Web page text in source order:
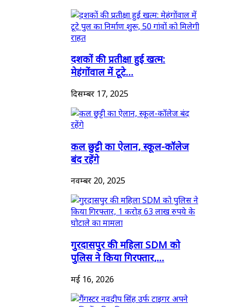
दशकों की प्रतीक्षा हुई खत्म:
मेहंगोंवाल में टूटे...
दिसम्बर 17, 2025
कल छुट्टी का ऐलान, स्कूल-कॉलेज
बंद रहेंगे
नवम्बर 20, 2025
गुरदासपुर की महिला SDM को
पुलिस ने किया गिरफ्तार,...
मई 16, 2026